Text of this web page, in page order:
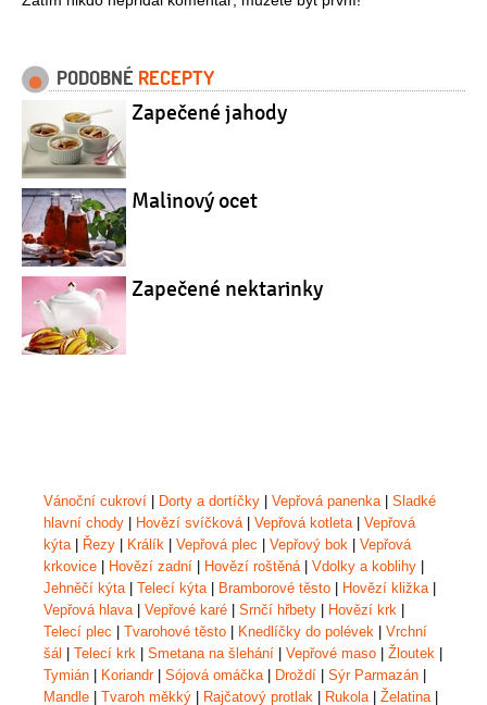
PODOBNÉ RECEPTY
Zapečené jahody
Malinový ocet
Zapečené nektarinky
Vánoční cukroví | Dorty a dortíčky | Vepřová panenka | Sladké
hlavní chody | Hovězí svíčková | Vepřová kotleta | Vepřová
kýta | Řezy | Králík | Vepřová plec | Vepřový bok | Vepřová
krkovice | Hovězí zadní | Hovězí roštěná | Vdolky a koblihy |
Jehněčí kýta | Telecí kýta | Bramborové těsto | Hovězí kližka |
Vepřová hlava | Vepřové karé | Srnčí hřbety | Hovězí krk |
Telecí plec | Tvarohové těsto | Knedlíčky do polévek | Vrchní
šál | Telecí krk | Smetana na šlehání | Vepřové maso | Žloutek |
Tymián | Koriandr| Sójová omáčka | Droždí | Sýr Parmazán |
Mandle | Tvaroh měkký | Rajčatový protlak | Rukola | Želatina |